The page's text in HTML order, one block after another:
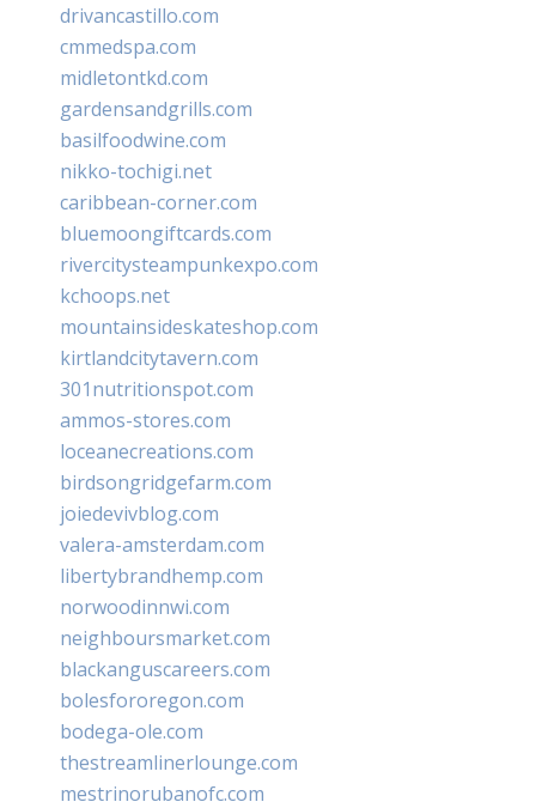
drivancastillo.com
cmmedspa.com
midletontkd.com
gardensandgrills.com
basilfoodwine.com
nikko-tochigi.net
caribbean-corner.com
bluemoongiftcards.com
rivercitysteampunkexpo.com
kchoops.net
mountainsideskateshop.com
kirtlandcitytavern.com
301nutritionspot.com
ammos-stores.com
loceanecreations.com
birdsongridgefarm.com
joiedevivblog.com
valera-amsterdam.com
libertybrandhemp.com
norwoodinnwi.com
neighboursmarket.com
blackanguscareers.com
bolesfororegon.com
bodega-ole.com
thestreamlinerlounge.com
mestrinorubanofc.com